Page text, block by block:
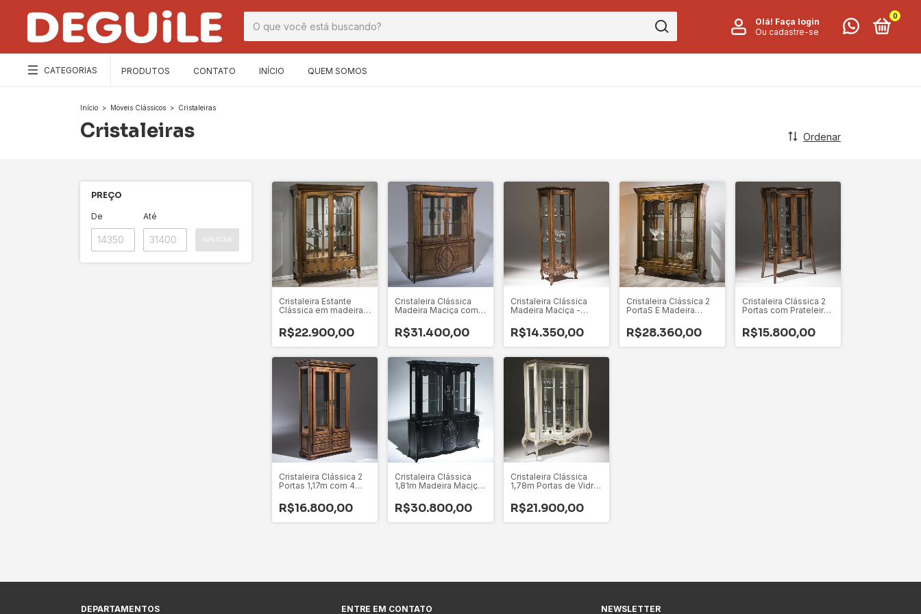
Olá! Faça login
Ou cadastre-se
0
CATEGORIAS PRODUTOS CONTATO INÍCIO QUEM SOMOS
Início > Móveis Clássicos > Cristaleiras
Cristaleiras Ordenar
PREÇO
De Até
Cristaleira Estante
Clássica em madeira
HILLUX
R$22.900,00
Cristaleira Clássica
Madeira Maciça com
ELLOS
R$31.400,00
Cristaleira Clássica
Madeira Maciça -
R$14.350,00
Cristaleira Clássica 2
PortaS E Madeira
em Vidro - HILLUX
R$28.360,00
Cristaleira Clássica 2
Portas com Prateleiras
R$15.800,00
Cristaleira Clássica 2
Portas 1,17m com 4
R$16.800,00
Cristaleira Clássica
1,81m Madeira Maciça
R$30.800,00
Cristaleira Clássica
1,78m Portas de Vidro
BELLA
R$21.900,00
DEPARTAMENTOS ENTRE EM CONTATO NEWSLETTER